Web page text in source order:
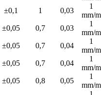
±0,1 1 0,03
1
mm/m
±0,05 0,7 0,03
1
mm/m
±0,05 0,7 0,04
1
mm/m
±0,05 0,7 0,04
1
mm/m
±0,05 0,8 0,05
1
mm/m